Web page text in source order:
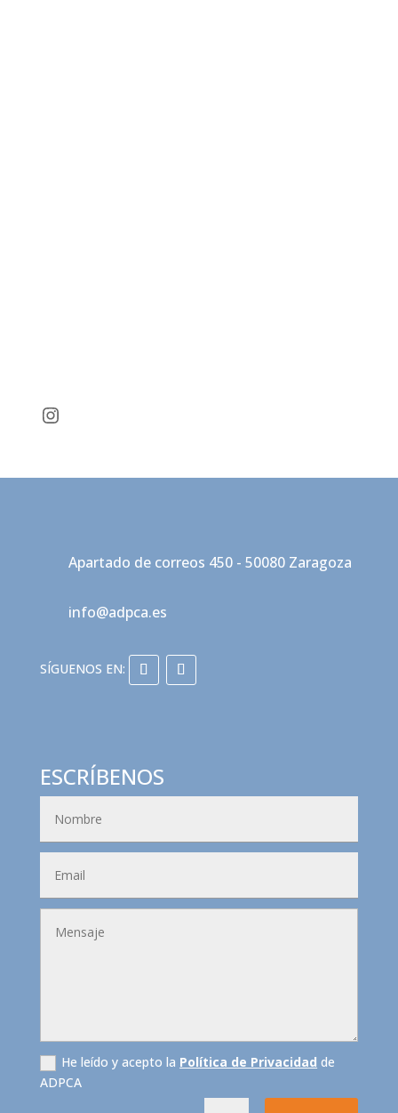
Instagram
Apartado de correos 450 - 50080 Zaragoza
info@adpca.es
ESCRÍBENOS
He leído y acepto la Política de Privacidad de
ADPCA